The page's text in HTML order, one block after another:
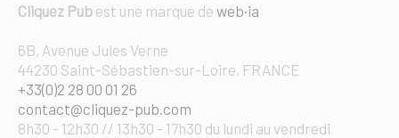
Cliquez Pub est une marque de web·ia
6B, Avenue Jules Verne
44230 Saint-Sébastien-sur-Loire, FRANCE
+33(0)2 28 00 01 26
contact@cliquez-pub.com
8h30 - 12h30 // 13h30 - 17h30 du lundi au vendredi